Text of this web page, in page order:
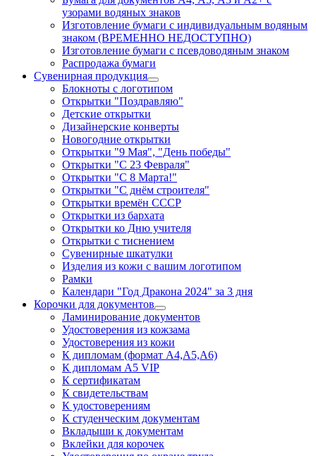
узорами водяных знаков
Изготовление бумаги с индивидуальным водяным
знаком (ВРЕМЕННО НЕДОСТУПНО)
Изготовление бумаги с псевдоводяным знаком
Распродажа бумаги
Сувенирная продукция
Блокноты с логотипом
Открытки "Поздравляю"
Детские открытки
Дизайнерские конверты
Новогодние открытки
Открытки "9 Мая", "День победы"
Открытки "С 23 Февраля"
Открытки "С 8 Марта!"
Открытки "С днём строителя"
Открытки времён СССР
Открытки из бархата
Открытки ко Дню учителя
Открытки с тиснением
Сувенирные шкатулки
Изделия из кожи с вашим логотипом
Рамки
Календари "Год Дракона 2024" за 3 дня
Корочки для документов
Ламинирование документов
Удостоверения из кожзама
Удостоверения из кожи
К дипломам (формат А4,А5,А6)
К дипломам А5 VIP
К сертификатам
К свидетельствам
К удостоверениям
К студенческим документам
Вкладыши к документам
Вклейки для корочек